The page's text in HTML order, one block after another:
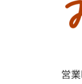
営